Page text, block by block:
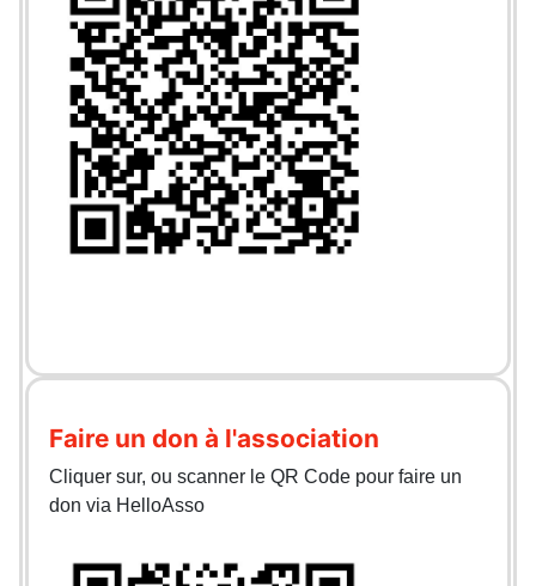
Faire un don à l'association
Cliquer sur, ou scanner le QR Code pour faire un
don via HelloAsso